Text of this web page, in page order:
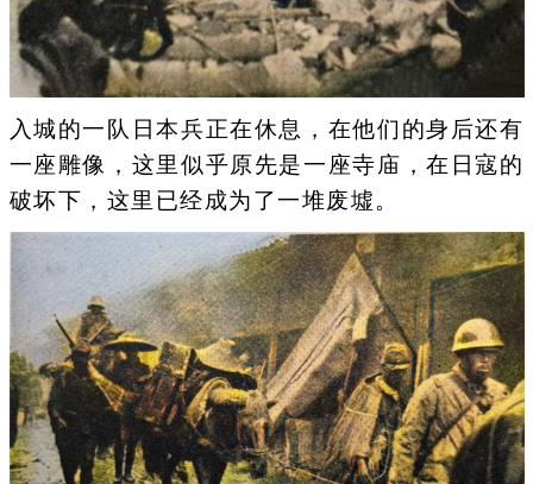
入城的一队日本兵正在休息，在他们的身后还有
一座雕像，这里似乎原先是一座寺庙，在日寇的
破坏下，这里已经成为了一堆废墟。